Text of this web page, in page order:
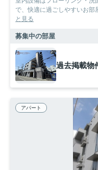
で、快適に過ごしやすいお部
と見る
募集中の部屋
過去掲載物
アパート